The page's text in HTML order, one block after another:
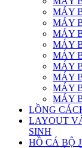
MÁY
MÁY
MÁY
MÁY
MÁY
MÁY
MÁY
MÁY
MÁY
LỒNG
LAYOUT
SINH
HỒ CÁ BỘ